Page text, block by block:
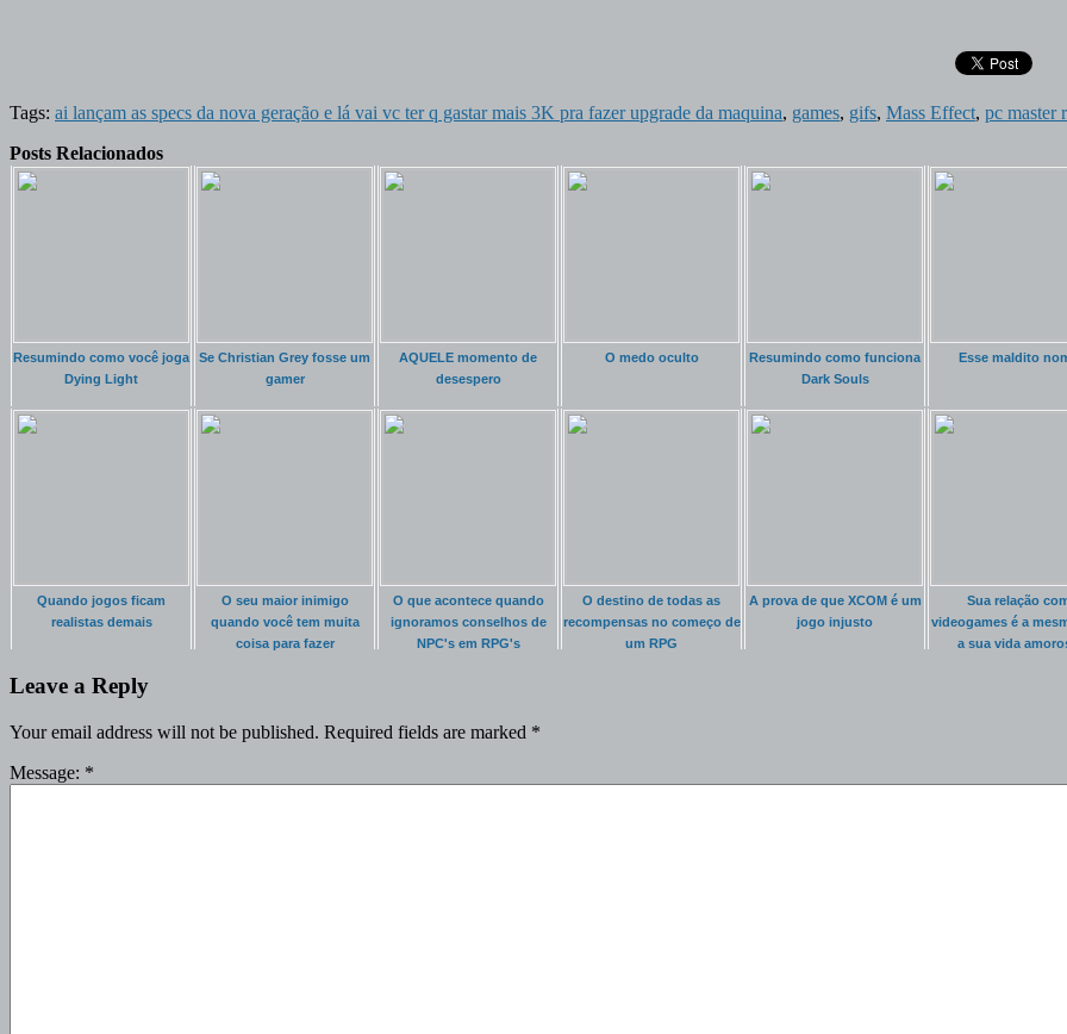
Tags: ai lançam as specs da nova geração e lá vai vc ter q gastar mais 3K pra fazer upgrade da maquina, games, gifs, Mass Effect, pc master
Posts Relacionados
Resumindo como você joga
Dying Light
Se Christian Grey fosse um
gamer
AQUELE momento de
desespero
O medo oculto
Resumindo como funciona
Dark Souls
Esse maldito
Quando jogos ficam
realistas demais
O seu maior inimigo
quando você tem muita
coisa para fazer
O que acontece quando
ignoramos conselhos de
NPC's em RPG's
O destino de todas as
recompensas no começo de
um RPG
A prova de que XCOM é um
jogo injusto
Sua relação
videogames é a
a sua vida
Leave a Reply
Your email address will not be published. Required fields are marked *
Message: *